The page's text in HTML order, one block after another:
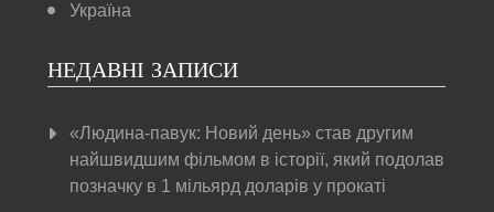
Україна
НЕДАВНІ ЗАПИСИ
«Людина-павук: Новий день» став другим
найшвидшим фільмом в історії, який подолав
позначку в 1 мільярд доларів у прокаті